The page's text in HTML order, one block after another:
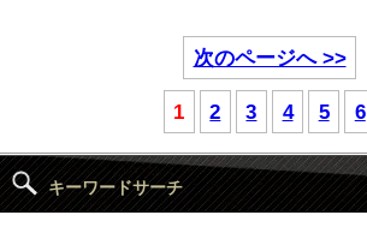
次のページへ >>
1 2 3 4 5 6
キーワードサーチ